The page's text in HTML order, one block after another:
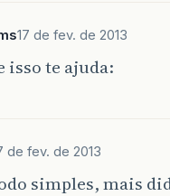
17 de fev. de 2013
isso te ajuda:
de fev. de 2013
simples, mais